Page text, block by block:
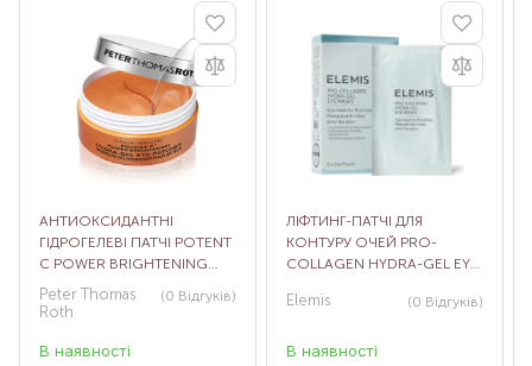
АНТИОКСИДАНТНІ
ГІДРОГЕЛЕВІ ПАТЧІ POTENT
C POWER BRIGHTENING
HYDRA-GEL EYE PATCHES,
60 ШТ
Peter Thomas
Roth
(0 Відгуків)
В наявності
ЛІФТИНГ-ПАТЧІ ДЛЯ
КОНТУРУ ОЧЕЙ PRO-
COLLAGEN HYDRA-GEL EYE
Elemis (0 Відгуків)
В наявності